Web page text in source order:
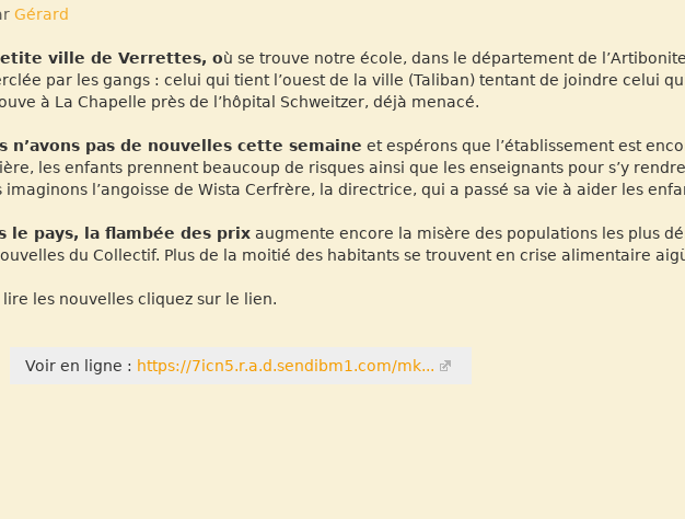
Gérard
ville de Verrettes, où se trouve notre école, dans le département de
par les gangs : celui qui tient l’ouest de la ville (Taliban) tentant de joindre celui
à La Chapelle près de l’hôpital Schweitzer, déjà menacé.
n’avons pas de nouvelles cette semaine et espérons que l’établissement est
les enfants prennent beaucoup de risques ainsi que les enseignants pour s’y
imaginons l’angoisse de Wista Cerfrère, la directrice, qui a passé sa vie à aider les
le pays, la flambée des prix augmente encore la misère des populations les plus
du Collectif. Plus de la moitié des habitants se trouvent en crise alimentaire
lire les nouvelles cliquez sur le lien.
Voir en ligne : https://7icn5.r.a.d.sendibm1.com/mk...